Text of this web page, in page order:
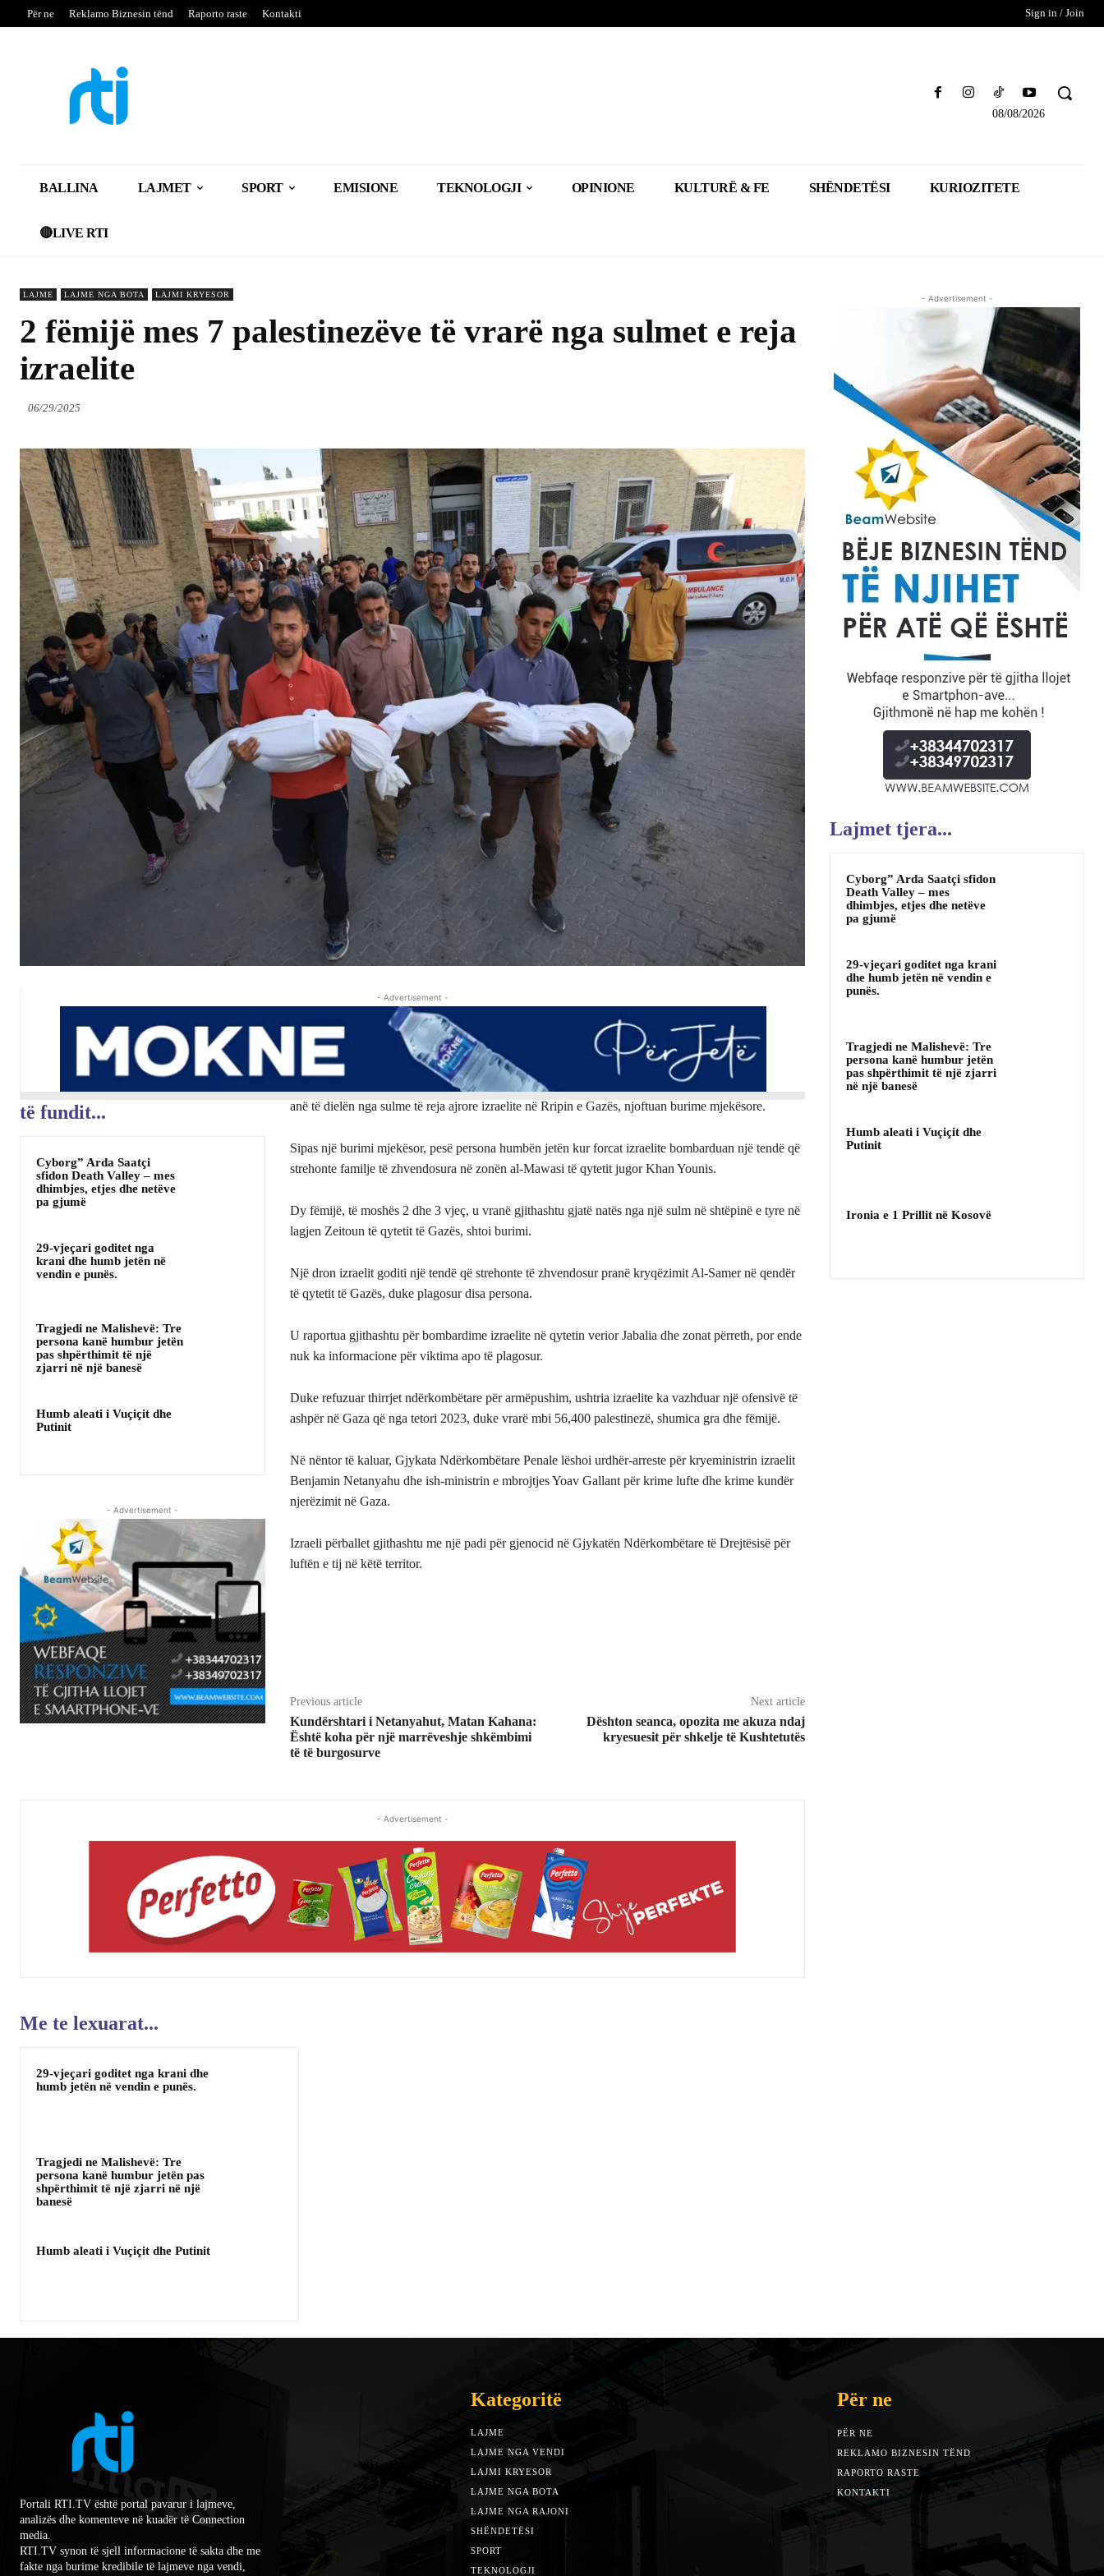
Për ne Reklamo Biznesin tënd Raporto raste Kontakti Sign in / Join
08/08/2026
BALLINA LAJMET SPORT EMISIONE TEKNOLOGJI OPINIONE KULTURË & FE SHËNDETËSI KURIOZITETE
🔴LIVE RTI
LAJME LAJME NGA BOTA LAJMI KRYESOR
2 fëmijë mes 7 palestinezëve të vrarë nga sulmet e reja
izraelite
06/29/2025
- Advertisement -
të fundit...
Cyborg” Arda Saatçi
sfidon Death Valley – mes
dhimbjes, etjes dhe netëve
pa gjumë
29-vjeçari goditet nga
krani dhe humb jetën në
vendin e punës.
Tragjedi ne Malishevë: Tre
persona kanë humbur jetën
pas shpërthimit të një
zjarri në një banesë
Humb aleati i Vuçiçit dhe
Putinit
- Advertisement -
anë të dielën nga sulme të reja ajrore izraelite në Rripin e Gazës, njoftuan burime mjekësore.
Sipas një burimi mjekësor, pesë persona humbën jetën kur forcat izraelite bombarduan një tendë që
strehonte familje të zhvendosura në zonën al-Mawasi të qytetit jugor Khan Younis.
Dy fëmijë, të moshës 2 dhe 3 vjeç, u vranë gjithashtu gjatë natës nga një sulm në shtëpinë e tyre në
lagjen Zeitoun të qytetit të Gazës, shtoi burimi.
Një dron izraelit goditi një tendë që strehonte të zhvendosur pranë kryqëzimit Al-Samer në qendër
të qytetit të Gazës, duke plagosur disa persona.
U raportua gjithashtu për bombardime izraelite në qytetin verior Jabalia dhe zonat përreth, por ende
nuk ka informacione për viktima apo të plagosur.
Duke refuzuar thirrjet ndërkombëtare për armëpushim, ushtria izraelite ka vazhduar një ofensivë të
ashpër në Gaza që nga tetori 2023, duke vrarë mbi 56,400 palestinezë, shumica gra dhe fëmijë.
Në nëntor të kaluar, Gjykata Ndërkombëtare Penale lëshoi urdhër-arreste për kryeministrin izraelit
Benjamin Netanyahu dhe ish-ministrin e mbrojtjes Yoav Gallant për krime lufte dhe krime kundër
njerëzimit në Gaza.
Izraeli përballet gjithashtu me një padi për gjenocid në Gjykatën Ndërkombëtare të Drejtësisë për
luftën e tij në këtë territor.
Previous article
Kundërshtari i Netanyahut, Matan Kahana:
Është koha për një marrëveshje shkëmbimi
të të burgosurve
Next article
Dështon seanca, opozita me akuza ndaj
kryesuesit për shkelje të Kushtetutës
- Advertisement -
Me te lexuarat...
29-vjeçari goditet nga krani dhe
humb jetën në vendin e punës.
Tragjedi ne Malishevë: Tre
persona kanë humbur jetën pas
shpërthimit të një zjarri në një
banesë
Humb aleati i Vuçiçit dhe Putinit
- Advertisement -
Lajmet tjera...
Cyborg” Arda Saatçi sfidon
Death Valley – mes
dhimbjes, etjes dhe netëve
pa gjumë
29-vjeçari goditet nga krani
dhe humb jetën në vendin e
punës.
Tragjedi ne Malishevë: Tre
persona kanë humbur jetën
pas shpërthimit të një zjarri
në një banesë
Humb aleati i Vuçiçit dhe
Putinit
Ironia e 1 Prillit në Kosovë
Portali RTI.TV është portal pavarur i lajmeve,
analizës dhe komenteve në kuadër të Connection
media.
RTI.TV synon të sjell informacione të sakta dhe me
fakte nga burime kredibile të lajmeve nga vendi,
Kategoritë
LAJME
LAJME NGA VENDI
LAJMI KRYESOR
LAJME NGA BOTA
LAJME NGA RAJONI
SHËNDETËSI
SPORT
TEKNOLOGJI
Për ne
PËR NE
REKLAMO BIZNESIN TËND
RAPORTO RASTE
KONTAKTI